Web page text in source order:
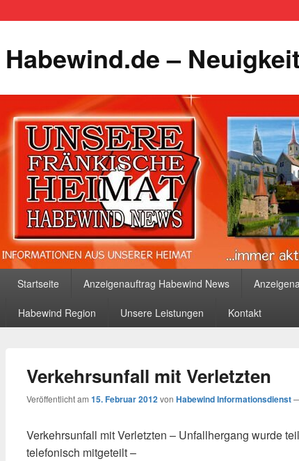
Habewind.de –
Startseite Anzeigenauftrag Habewind News
Habewind Region Unsere Leistungen Kontakt
Verkehrsunfall mit Verletzten
Veröffentlicht am 15. Februar 2012von Habewind Informationsdienst
Verkehrsunfall mit Verletzten – Unfallhergang wurde
telefonisch mitgeteilt –